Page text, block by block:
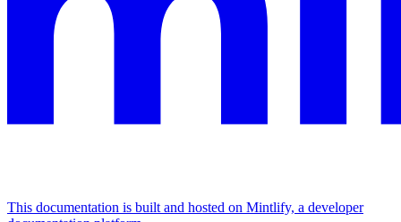
This documentation is built and hosted on Mintlify, a developer